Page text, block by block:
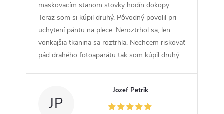
maskovacím stanom stovky hodín dokopy.
Teraz som si kúpil druhý. Pôvodný povolil pri
uchytení pántu na plece. Neroztrhol sa, len
vonkajšia tkanina sa roztrhla. Nechcem riskovať
pád drahého fotoaparátu tak som kúpil druhý.
JP
Jozef Petrik